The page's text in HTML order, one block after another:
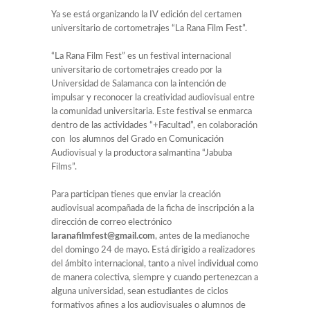
Ya se está organizando la IV edición del certamen
universitario de cortometrajes “La Rana Film Fest”.
“La Rana Film Fest” es un festival internacional
universitario de cortometrajes creado por la
Universidad de Salamanca con la intención de
impulsar y reconocer la creatividad audiovisual entre
la comunidad universitaria. Este festival se enmarca
dentro de las actividades “+Facultad”, en colaboración
con los alumnos del Grado en Comunicación
Audiovisual y la productora salmantina “Jabuba
Films”.
Para participan tienes que enviar la creación
audiovisual acompañada de la ficha de inscripción a la
dirección de correo electrónico
laranafilmfest@gmail.com, antes de la medianoche
del domingo 24 de mayo. Está dirigido a realizadores
del ámbito internacional, tanto a nivel individual como
de manera colectiva, siempre y cuando pertenezcan a
alguna universidad, sean estudiantes de ciclos
formativos afines a los audiovisuales o alumnos de